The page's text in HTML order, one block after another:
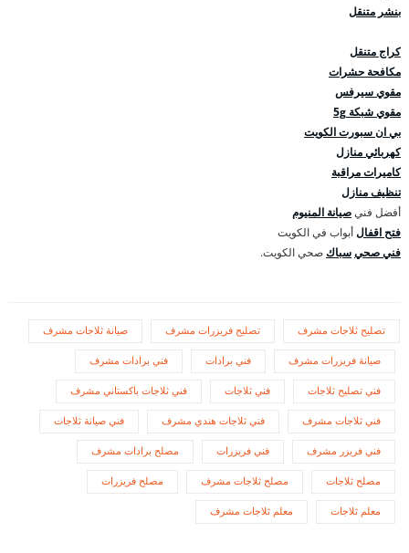
بنشر متنقل
كراج متنقل
مكافحة حشرات
مقوي سيرفس
مقوي شبكة 5g
بي ان سبورت الكويت
كهربائي منازل
كاميرات مراقبة
تنظيف منازل
أفضل فنيصيانة المنيوم
فتح اقفالأبواب في الكويت
فني صحيسباك صحي الكويت.
تصليح ثلاجات مشرف تصليح فريزرات مشرف صيانة ثلاجات مشرف
صيانة فريزرات مشرف فني برادات فني برادات مشرف
فني تصليح ثلاجات فني ثلاجات فني ثلاجات باكستاني مشرف
فني ثلاجات مشرف فني ثلاجات هندي مشرف فني صيانة ثلاجات
فني فريزر مشرف فني فريزرات مصلح برادات مشرف
مصلح ثلاجات مصلح ثلاجات مشرف مصلح فريزرات
معلم ثلاجات معلم ثلاجات مشرف